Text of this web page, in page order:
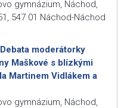
gymnázium, Náchod,
547 01 Náchod-Náchod
moderátorky
Maškové s blízkými
Martinem Vidlákem a
gymnázium, Náchod,